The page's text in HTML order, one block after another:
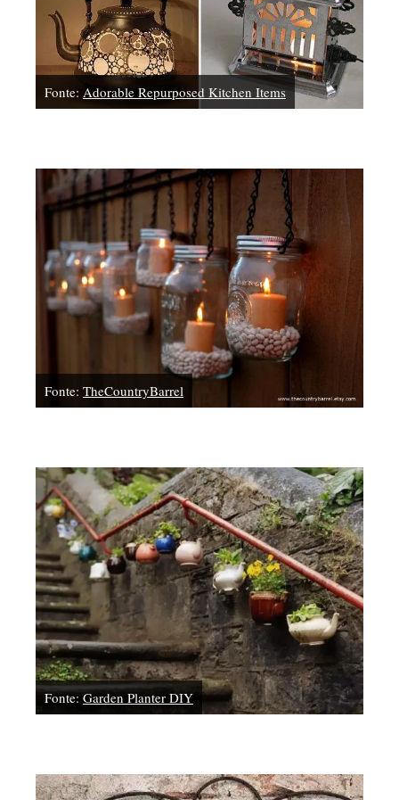
Fonte: Adorable Repurposed Kitchen Items
Fonte: TheCountryBarrel
Fonte: Garden Planter DIY